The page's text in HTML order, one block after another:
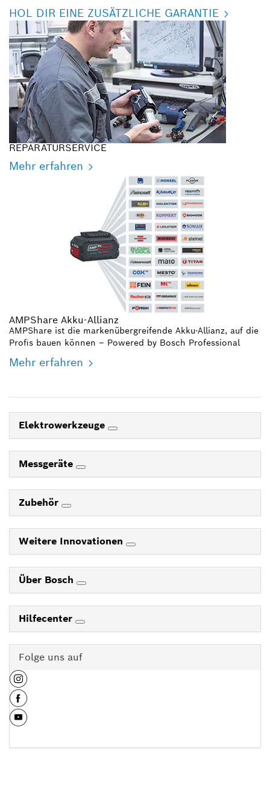
HOL DIR EINE ZUSÄTZLICHE GARANTIE
REPARATURSERVICE
Mehr erfahren
AMPShare Akku-Allianz
AMPShare ist die markenübergreifende Akku-Allianz, auf die
Profis bauen können – Powered by Bosch Professional
Mehr erfahren
Elektrowerkzeuge
Messgeräte
Zubehör
Weitere Innovationen
Über Bosch
Hilfecenter
Folge uns auf